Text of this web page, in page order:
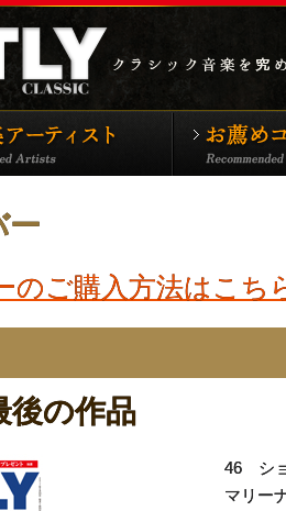
ー・クラシックTOP 特集アーティ
ー
のご購入方法はこち
後の作品
46 シ
マリー